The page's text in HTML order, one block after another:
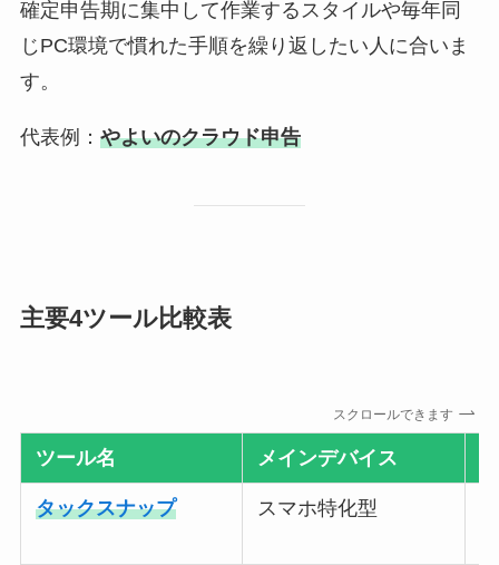
確定申告期に集中して作業するスタイルや毎年同
じPC環境で慣れた手順を繰り返したい人に合いま
す。
代表例： やよいのクラウド申告
主要4ツール比較表
スクロールできます
ツール名 メインデバイス
タックスナップ スマホ特化型